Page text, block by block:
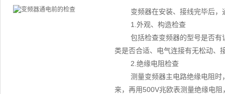
变频器在安装、接线完毕后
1.外观、构造检查
包括检查变频器的型号是否
类是否合适、电气连接有无松动、
2.绝缘电阻检查
测量变频器主电路绝缘电阻
来，再用500V兆欧表测量绝缘电